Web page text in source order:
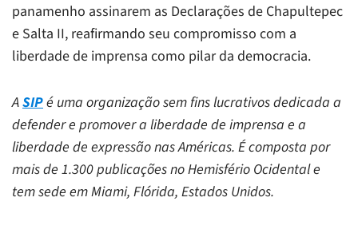
panamenho assinarem as Declarações de Chapultepec
e Salta II, reafirmando seu compromisso com a
liberdade de imprensa como pilar da democracia.
ASIPé uma organização sem fins lucrativos dedicada a
defender e promover a liberdade de imprensa e a
liberdade de expressão nas Américas. É composta por
mais de 1.300 publicações no Hemisfério Ocidental e
tem sede em Miami, Flórida, Estados Unidos.